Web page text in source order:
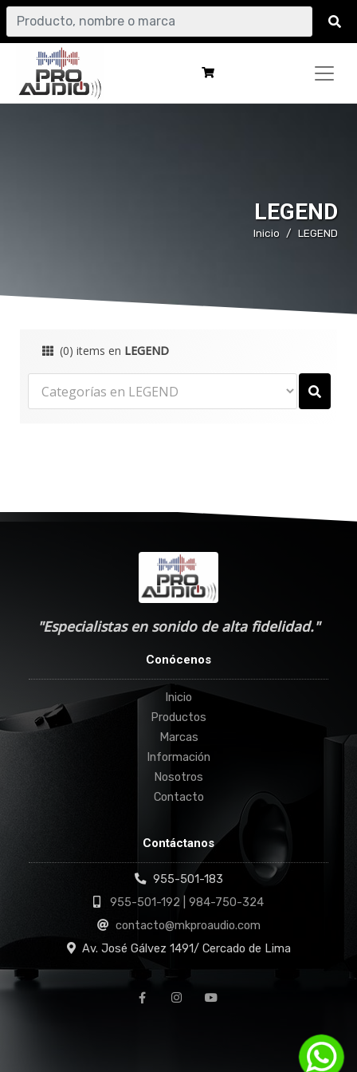
LEGEND
Inicio LEGEND
(0) items en LEGEND
"Especialistas en sonido de alta fidelidad."
Conócenos
Inicio
Productos
Marcas
Información
Nosotros
Contacto
Contáctanos
955-501-183
955-501-192 | 984-750-324
contacto@mkproaudio.com
Av. José Gálvez 1491/ Cercado de Lima